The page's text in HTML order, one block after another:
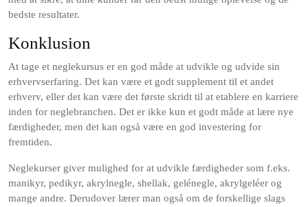
bedste resultater.
Konklusion
At tage et neglekursus er en god måde at udvikle og udvide sin
erhvervserfaring. Det kan være et godt supplement til et andet
erhverv, eller det kan være det første skridt til at etablere en karriere
inden for neglebranchen. Det er ikke kun et godt måde at lære nye
færdigheder, men det kan også være en god investering for
fremtiden.
Neglekurser giver mulighed for at udvikle færdigheder som f.eks.
manikyr, pedikyr, akrylnegle, shellak, gelénegle, akrylgeléer og
mange andre. Derudover lærer man også om de forskellige slags